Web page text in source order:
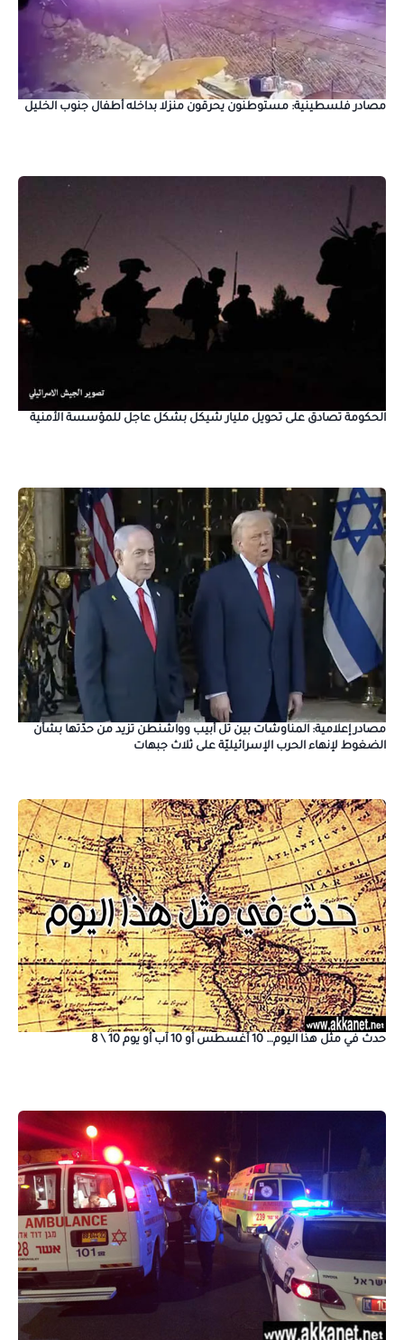
مصادر فلسطينية: مستوطنون يحرقون منزلا بداخله أطفال جنوب الخليل
الحكومة تصادق على تحويل مليار شيكل بشكل عاجل للمؤسسة الأمنية
مصادر إعلامية: المناوشات بين تل أبيب وواشنطن تزيد من حدّتها بشأن
الضغوط لإنهاء الحرب الإسرائيليّة على ثلاث جبهات
حدث في مثل هذا اليوم… 10 أغسطس أو 10 آب أو يوم 10 \ 8